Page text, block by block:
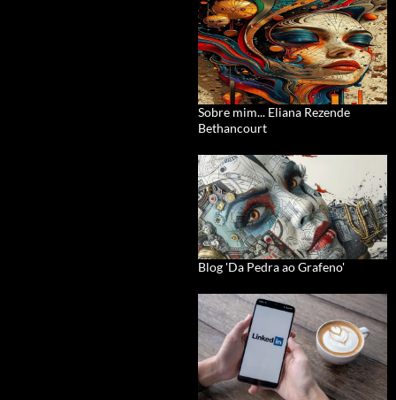
Sobre mim... Eliana Rezende
Bethancourt
Blog 'Da Pedra ao Grafeno'